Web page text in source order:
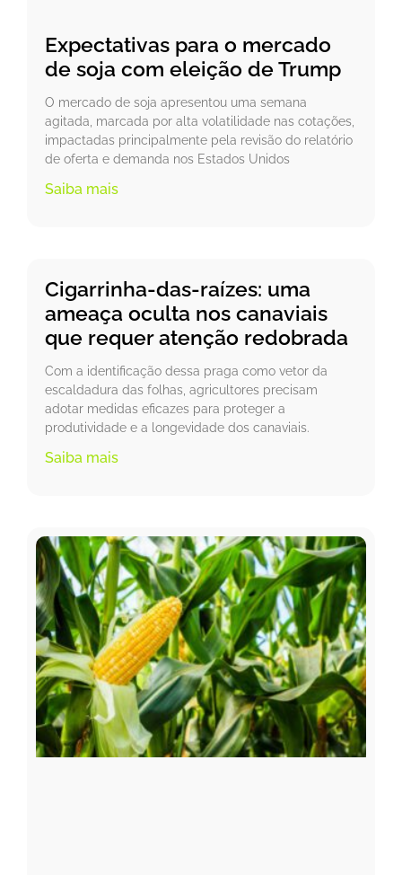
Expectativas para o mercado
de soja com eleição de Trump
O mercado de soja apresentou uma semana
agitada, marcada por alta volatilidade nas cotações,
impactadas principalmente pela revisão do relatório
de oferta e demanda nos Estados Unidos
Saiba mais
Cigarrinha-das-raízes: uma
ameaça oculta nos canaviais
que requer atenção redobrada
Com a identificação dessa praga como vetor da
escaldadura das folhas, agricultores precisam
adotar medidas eficazes para proteger a
produtividade e a longevidade dos canaviais.
Saiba mais